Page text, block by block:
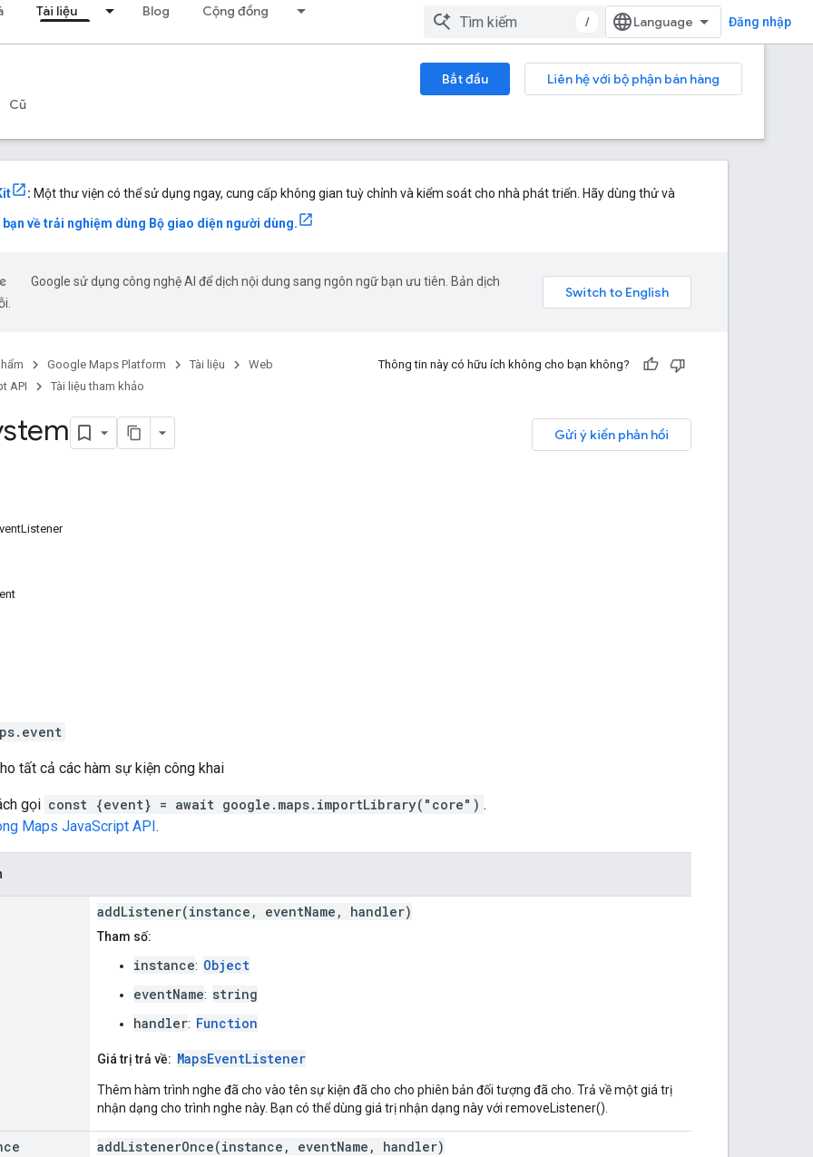
Tài liệu Blog Cộng đồng
/ Đăng nhập
Bắt đầu
Liên hệ với bộ phận bán hàng
Cũ
: Một thư viện có thể sử dụng ngay, cung cấp không gian tuỳ chỉnh và kiểm soát cho nhà phát triển. Hãy dùng thử và
bạn về trải nghiệm dùng Bộ giao diện người dùng.
Google sử dụng công nghệ AI để dịch nội dung sang ngôn ngữ bạn ưu tiên. Bản dịch
Google Maps Platform Tài liệu
Web
API
Tài liệu tham khảo
Thông tin này có hữu ích không cho bạn không?
Gửi ý kiến phản hồi
. event
tất cả các hàm sự kiện công khai
gọi const {event} = await google.maps.importLibrary("core") .
Maps JavaScript API.
addListener(instance, eventName, handler)
Tham số:
instance: Object
eventName: string
handler: Function
Giá trị trả về: MapsEventListener
Thêm hàm trình nghe đã cho vào tên sự kiện đã cho cho phiên bản đối tượng đã cho. Trả về một giá trị
nhận dạng cho trình nghe này. Bạn có thể dùng giá trị nhận dạng này với removeListener().
addListenerOnce(instance, eventName, handler)